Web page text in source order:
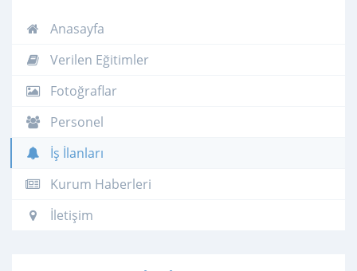
Anasayfa
Verilen Eğitimler
Fotoğraflar
Personel
İş İlanları
Kurum Haberleri
İletişim